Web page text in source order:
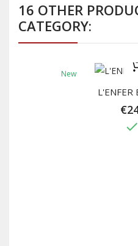
16 OTHER
CATEGORY:
New
L'ENFER
done